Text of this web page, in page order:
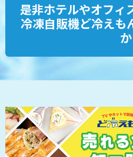
是非ホテルやオフィ
冷凍自販機ど冷えも